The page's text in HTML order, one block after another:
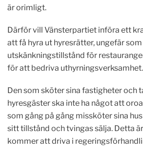
är orimligt.
Därför vill Vänsterpartiet införa ett
att få hyra ut hyresrätter, ungefär
utskänkningstillstånd för
för att bedriva uthyrningsverksamhet.
Den som sköter sina fastigheter och
hyresgäster ska inte ha något att
som gång på gång missköter sina
sitt tillstånd och tvingas sälja. Detta
kommer att driva i